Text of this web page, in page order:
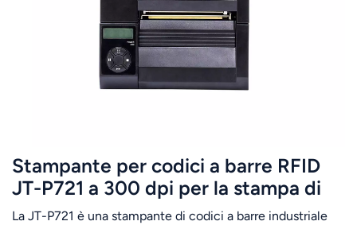
Stampante per codici a barre RFID
JT-P721 a 300 dpi per la stampa di
tag RFID
La JT-P721 è una stampante di codici a barre industriale